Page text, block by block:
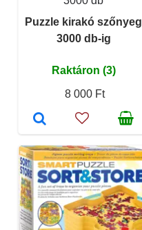
Puzzle kirakó szőnyeg
3000 db-ig
Raktáron (3)
8 000 Ft